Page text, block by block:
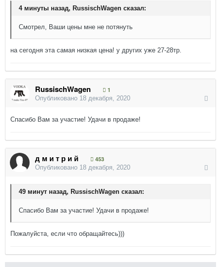
4 минуты назад, RussischWagen сказал:
Смотрел, Ваши цены мне не потянуть
на сегодня эта самая низкая цена! у других уже 27-28тр.
RussischWagen
1
Опубликовано 18 декабря, 2020
Спасибо Вам за участие! Удачи в продаже!
д м и т р и й
453
Опубликовано 18 декабря, 2020
49 минут назад, RussischWagen сказал:
Спасибо Вам за участие! Удачи в продаже!
Пожалуйста, если что обращайтесь)))